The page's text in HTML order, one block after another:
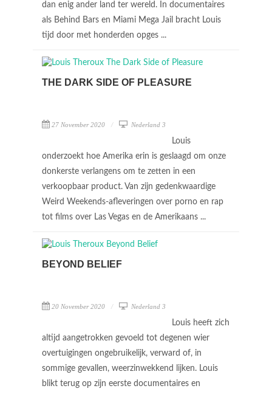
dan enig ander land ter wereld. In documentaires
als Behind Bars en Miami Mega Jail bracht Louis
tijd door met honderden opges ...
THE DARK SIDE OF PLEASURE
27 November 2020 Nederland 3
Louis
onderzoekt hoe Amerika erin is geslaagd om onze
donkerste verlangens om te zetten in een
verkoopbaar product. Van zijn gedenkwaardige
Weird Weekends-afleveringen over porno en rap
tot films over Las Vegas en de Amerikaans ...
BEYOND BELIEF
20 November 2020 Nederland 3
Louis heeft zich
altijd aangetrokken gevoeld tot degenen wier
overtuigingen ongebruikelijk, verward of, in
sommige gevallen, weerzinwekkend lijken. Louis
blikt terug op zijn eerste documentaires en